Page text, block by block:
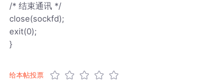
/* 结束通讯 */
close(sockfd);
exit(0);
}
给本帖投票